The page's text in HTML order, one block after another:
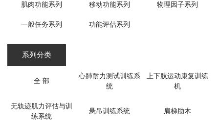
肌肉功能系列 移动功能系列 物理因子系列
一般任务系列 功能评估系列
系列分类
全 部
心肺耐力测试训练系
统
上下肢运动康复训练
机
无轨迹肌力评估与训
练系统
悬吊训练系统 肩梯肋木